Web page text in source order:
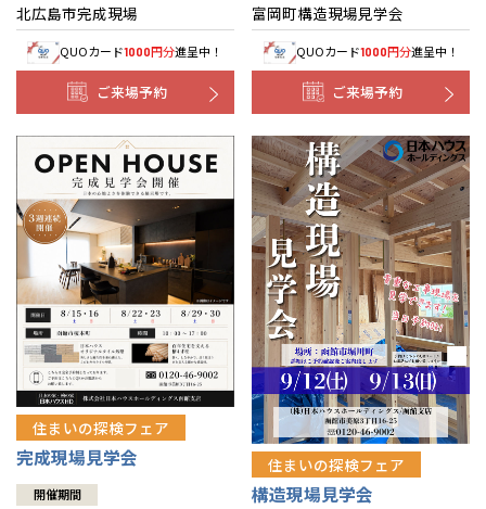
会社概要
事業部紹介
IR情報
木材調達指針
グループ会社紹介
CMギャラリー
採用情報
北広島市完成現場
QUOカード1000円分進呈中！
ご来場予約
富岡町構造現場見学会
QUOカード1000円分進呈中！
ご来場予約
住まいの探検フェア
完成現場見学会
開催期間
住まいの探検フェア
構造現場見学会